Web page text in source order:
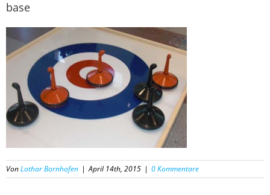
base
VonLothar Bornhofen | April 14th, 2015 | 0 Kommentare